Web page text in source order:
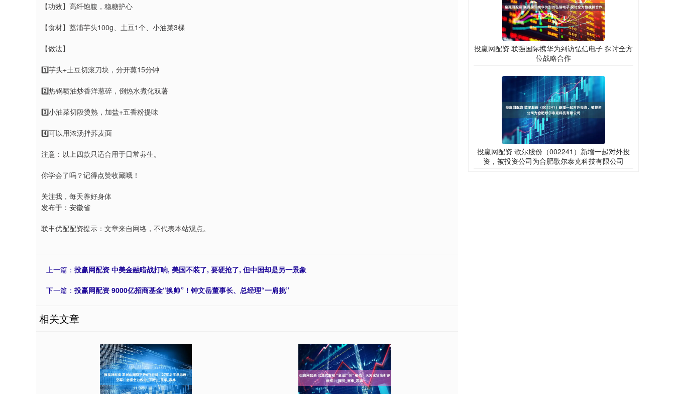
【功效】高纤饱腹，稳糖护心
【食材】荔浦芋头100g、土豆1个、小油菜3棵
【做法】
1️⃣芋头+土豆切滚刀块，分开蒸15分钟
2️⃣热锅喷油炒香洋葱碎，倒热水煮化双薯
3️⃣小油菜切段烫熟，加盐+五香粉提味
4️⃣可以用浓汤拌荞麦面
注意：以上四款只适合用于日常养生。
你学会了吗？记得点赞收藏哦！
关注我，每天养好身体
发布于：安徽省
联丰优配配资提示：文章来自网络，不代表本站观点。
上一篇： 投赢网配资 中美金融暗战打响, 美国不装了, 要硬抢了, 但中国却是另一景象
下一篇： 投赢网配资 9000亿招商基金“换帅”！钟文岳董事长、总经理“一肩挑”
相关文章
投赢网配资 联强国际携华为到访弘信电子 探讨全方
位战略合作
投赢网配资 歌尔股份（002241）新增一起对外投
资，被投资公司为合肥歌尔泰克科技有限公司